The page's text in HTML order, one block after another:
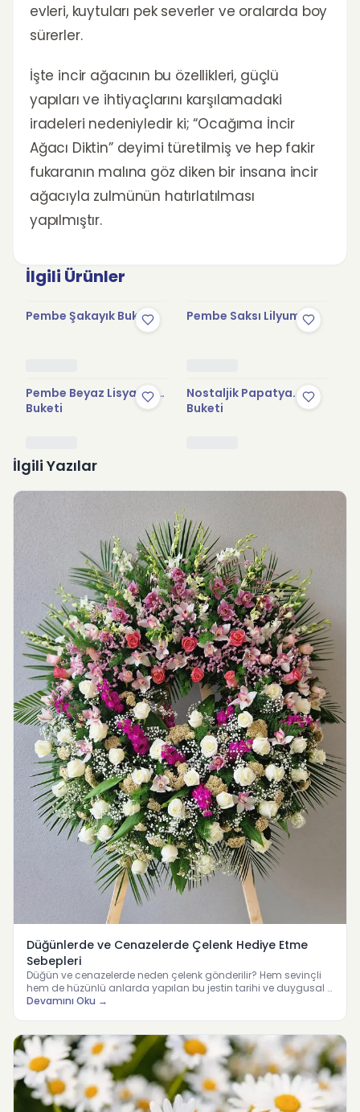
evleri, kuytuları pek severler ve oralarda boy
sürerler.
İşte incir ağacının bu özellikleri, güçlü
yapıları ve ihtiyaçlarını karşılamadaki
iradeleri nedeniyledir ki; “Ocağıma İncir
Ağacı Diktin” deyimi türetilmiş ve hep fakir
fukaranın malına göz diken bir insana incir
ağacıyla zulmünün hatırlatılması
yapılmıştır.
İlgili Ürünler
Pembe Şakayık Buketi
Pembe Beyaz Lisyantus
Buketi
Pembe Saksı Lilyum
Nostaljik Papatya
Buketi
İlgili Yazılar
Düğünlerde ve Cenazelerde Çelenk Hediye Etme
Sebepleri
Düğün ve cenazelerde neden çelenk gönderilir? Hem sevinçli
hem de hüzünlü anlarda yapılan bu jestin tarihi ve duygusal …
Devamını Oku →